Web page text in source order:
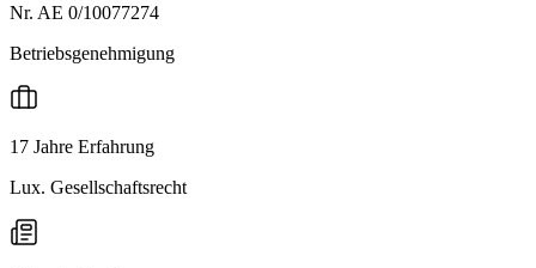
Nr. AE 0/10077274
Betriebsgenehmigung
17 Jahre Erfahrung
Lux. Gesellschaftsrecht